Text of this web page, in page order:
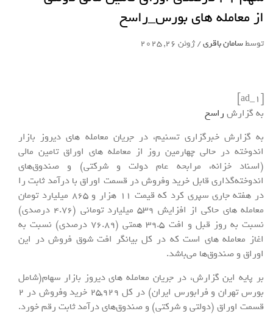
از معامله های بورس_راسخ
توسطسامان باقری/ژوئن 26, 2025
[ad_1]
به گزارش راسخ
به گزارش خبرگزاری تسنیم، در جریان معامله های دیروز بازار
اندوخته در حالی چهارمین روز از معامله های اوراق تامین مالی
(اسناد خزانه، مرابحه عام دولت و شرکتی) و صندوق‌های
اندوخته‌گذاری قابل خرید وفروش در قسمت اوراق با درآمد ثابت را
در هفته جاری سپری کرد که قیمت 11 هزار و 865 میلیارد تومان
معامله های حاکی از افزایش 539 میلیارد تومانی (4.76 درصدی)
نسبت به روز قبل و افت 39.5 همتی (76.89 درصدی) نسبت به
اغاز معامله های است که در کل بیانگر افت شوق فروش در این
اوراق و صندوق‌ها می‌باشد.
بر پایه این گزارش، در جریان معامله های دیروز بازار سهام(شامل
بورس تهران و فرابورس ایران) در کل 25,929 خرید وفروش در 2
قسمت اوراق (دولتی و شرکتی) و صندوق‌های درآمد ثابت رقم خورد.